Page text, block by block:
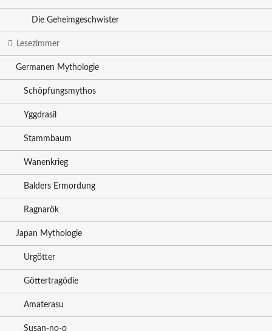
Die Geheimgeschwister
Lesezimmer
Germanen Mythologie
Schöpfungsmythos
Yggdrasil
Stammbaum
Wanenkrieg
Balders Ermordung
Ragnarök
Japan Mythologie
Urgötter
Göttertragödie
Amaterasu
Susan-no-o